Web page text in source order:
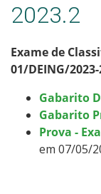
2023.2
Exame de
01/DEING/
Gabarito
Gabarito
Prova -
em 07/05/